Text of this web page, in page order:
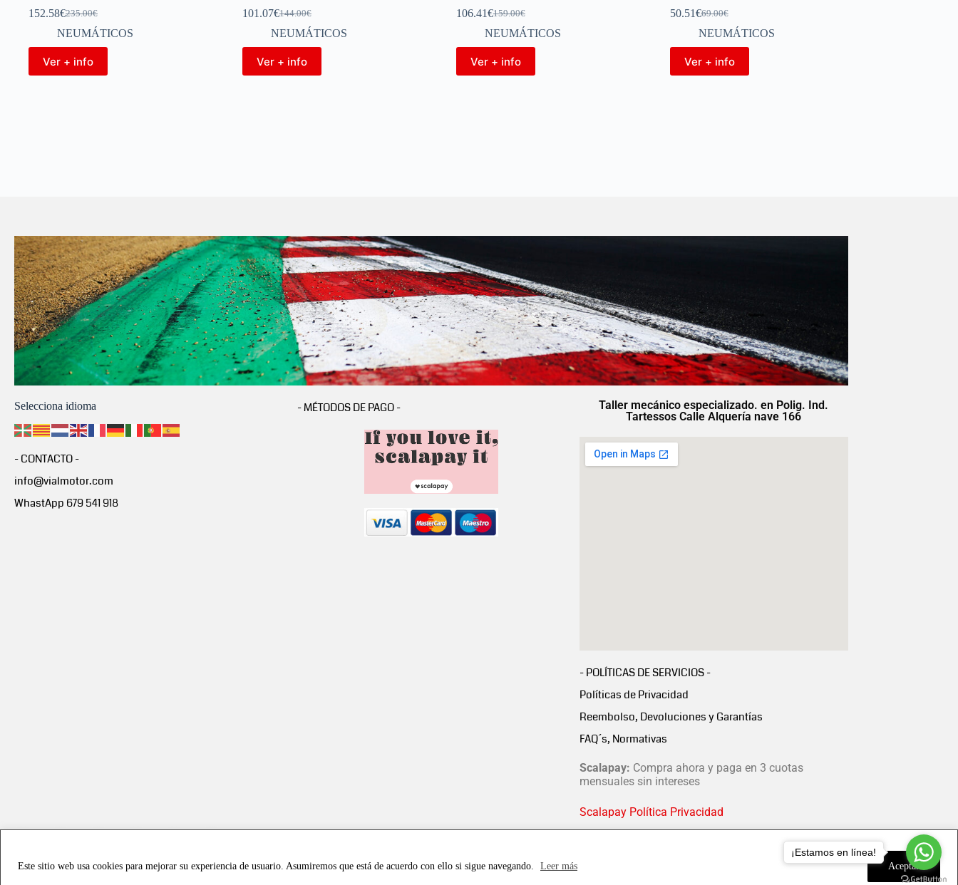
Este sitio web usa cookies para mejorar su experiencia de usuario. Asumiremos que está de acuerdo con ello si sigue navegando. Leer más Aceptar
235.00€
152.58€
NEUMÁTICOS
Ver + info
144.00€
101.07€
NEUMÁTICOS
Ver + info
159.00€
106.41€
NEUMÁTICOS
Ver + info
69.00€
50.51€
NEUMÁTICOS
Ver + info
Selecciona idioma
- CONTACTO -
info@vialmotor.com
WhastApp 679 541 918
- MÉTODOS DE PAGO -
Taller mecánico especializado. en Polig. Ind.
Tartessos Calle Alquería nave 166
- POLÍTICAS DE SERVICIOS -
Políticas de Privacidad
Reembolso, Devoluciones y Garantías
FAQ´s, Normativas
Scalapay: Compra ahora y paga en 3 cuotas
mensuales sin intereses
Scalapay Política Privacidad
¡Estamos en línea!